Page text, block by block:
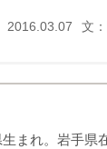
2016.03.07 文
まれ。岩手県